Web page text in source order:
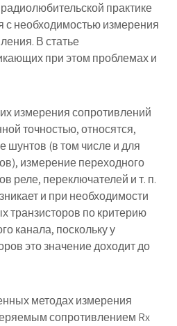
практике
с необходимостью измерения
В статье
при этом проблемах и
измерения сопротивлений
точностью, относятся,
шунтов (в том числе и для
измерение переходного
реле, переключателей и т. п.
и при необходимости
транзисторов по критерию
канала, поскольку у
это значение доходит до
методах измерения
сопротивлением Rx